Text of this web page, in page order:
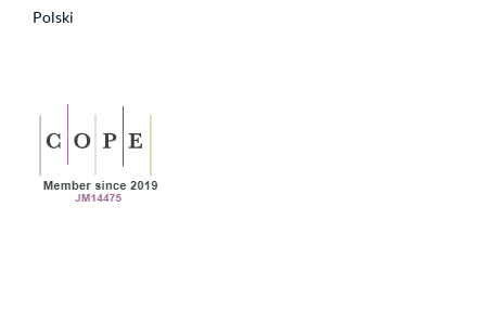
Polski